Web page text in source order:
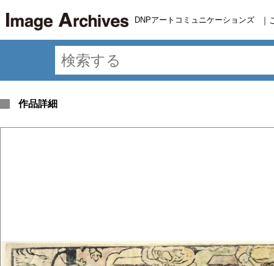
DNPアートコミュニケーションズ ｜
作品詳細